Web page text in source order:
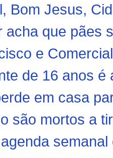
Bom Jesus,
acha que pães
e
de 16 anos
em casa
são mortos a